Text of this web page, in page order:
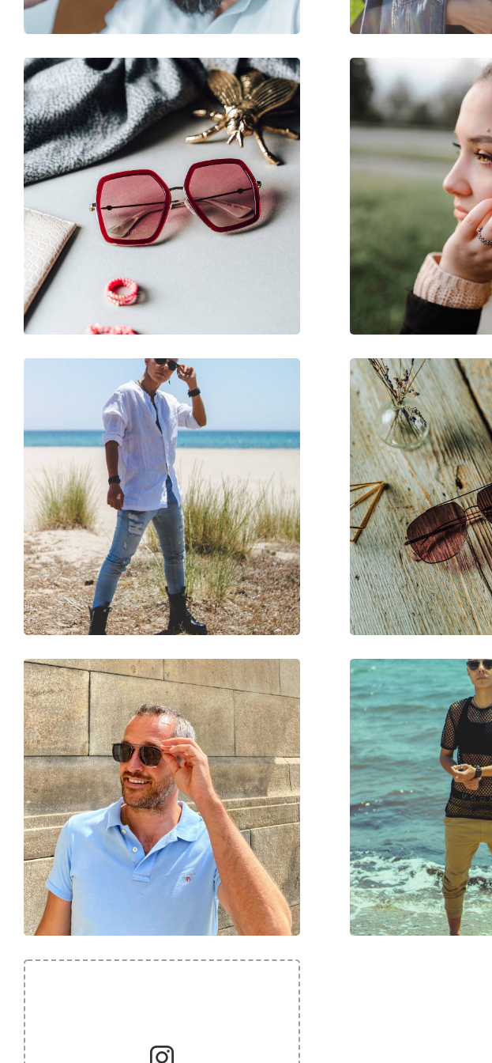
Аксессуары
Футляр:
Нет
Салфетка для чистки:
Нет
Другое
Пол:
Unisex
Категория:
Солнцезащитные очки
Бренд:
Hawkers
Использование:
Модные
Код:
Clear Blue One Hybrid